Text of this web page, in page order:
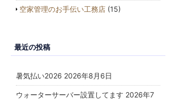
空家管理のお手伝い工務店(15)
最近の投稿
暑気払い2026 2026年8月6日
ウォーターサーバー設置してます 2026年7